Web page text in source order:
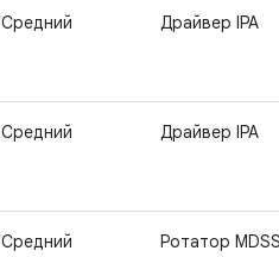
Средний Драйвер IPA
Средний Драйвер IPA
Средний Ротатор MDSS